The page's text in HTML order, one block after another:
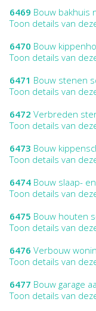
6469 Bouw bakhuis
Toon details van
6470 Bouw
Toon details van
6471 Bouw stenen
Toon details van
6472 Verbreden
Toon details van
6473 Bouw
Toon details van
6474 Bouw slaap-
Toon details van
6475 Bouw houten
Toon details van
6476 Verbouw
Toon details van
6477 Bouw garage
Toon details van